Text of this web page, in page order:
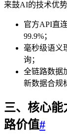
来鼓AI的技术优势
官方API直
99.9%；
毫秒级语义
询；
全链路数据
新数据合规
三、核心能
路价值#